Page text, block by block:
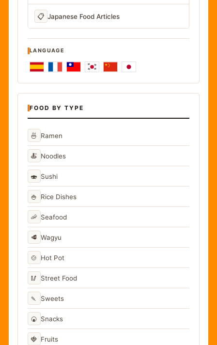
📋 Japanese Food Articles
LANGUAGE
FOOD BY TYPE
🍜 Ramen
🍝 Noodles
🍣 Sushi
🍚 Rice Dishes
🦐 Seafood
🥩 Wagyu
🍲 Hot Pot
🥢 Street Food
🍡 Sweets
🍘 Snacks
🍓 Fruits